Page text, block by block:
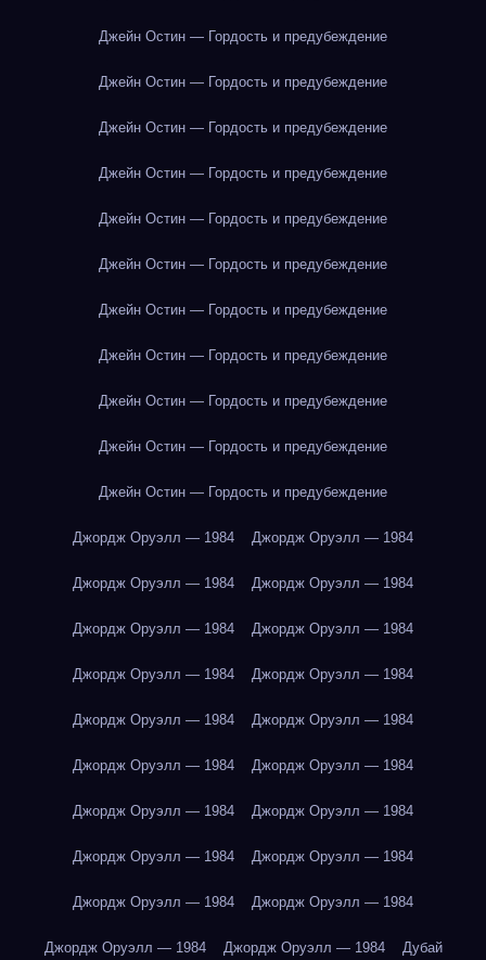
Джейн Остин — Гордость и предубеждение
Джейн Остин — Гордость и предубеждение
Джейн Остин — Гордость и предубеждение
Джейн Остин — Гордость и предубеждение
Джейн Остин — Гордость и предубеждение
Джейн Остин — Гордость и предубеждение
Джейн Остин — Гордость и предубеждение
Джейн Остин — Гордость и предубеждение
Джейн Остин — Гордость и предубеждение
Джейн Остин — Гордость и предубеждение
Джейн Остин — Гордость и предубеждение
Джордж Оруэлл — 1984 Джордж Оруэлл — 1984
Джордж Оруэлл — 1984 Джордж Оруэлл — 1984
Джордж Оруэлл — 1984 Джордж Оруэлл — 1984
Джордж Оруэлл — 1984 Джордж Оруэлл — 1984
Джордж Оруэлл — 1984 Джордж Оруэлл — 1984
Джордж Оруэлл — 1984 Джордж Оруэлл — 1984
Джордж Оруэлл — 1984 Джордж Оруэлл — 1984
Джордж Оруэлл — 1984 Джордж Оруэлл — 1984
Джордж Оруэлл — 1984 Джордж Оруэлл — 1984
Джордж Оруэлл — 1984 Джордж Оруэлл — 1984 Дубай